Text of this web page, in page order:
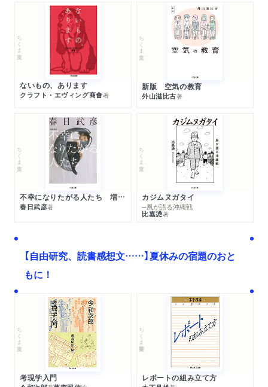
ちくま文庫
ないもの、あります
クラフト・エヴィング商會著
ちくま文庫
新版 空気の教育
外山滋比古著
ちくま文庫
不幸になりたがる人たち 増補新版
春日武彦著
ちくま文庫
カジムヌガタイ
─風が語る沖縄戦
比嘉慂著
【自由研究、読書感想文……】夏休みの宿題のおと
もに！
ちくま文庫
考現学入門
ちくま学芸文庫
レポートの組み立て方